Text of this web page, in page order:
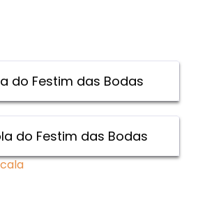
do Festim das Bodas
do Festim das Bodas